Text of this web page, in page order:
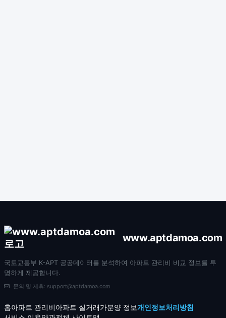
www.aptdamoa.com
국토교통부 K-APT 공공데이터를 분석하여 아파트 관리비 비교 정보를 투
명하게 제공합니다.
문의 및 제휴: support@aptdamoa.com
홈아파트 관리비아파트 실거래가분양 정보개인정보처리방침